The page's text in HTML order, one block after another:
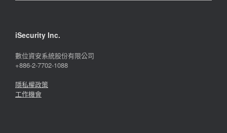
iSecurity Inc.
數位資安系統股份有限公司
+886-2-7702-1088
隱私權政策
工作機會